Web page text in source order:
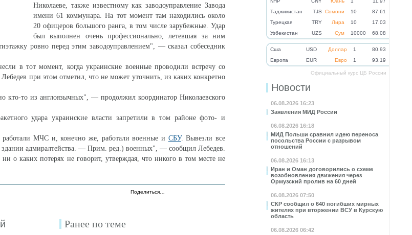
Таджикистан
TJS Сомони 10
87.61
Турецкая
TRY Лира 10
17.03
Узбекистан
UZS Сум 10000 68.08
Cша USD Доллар 1
80.93
Eвропа
EUR Евро 1 93.19
Официальный курс ЦБ России
Новости
06.08.2026 16:23
Заявления МИД России
06.08.2026 16:18
МИД Польши сравнил идею переноса
посольства России с разрывом
отношений
06.08.2026 16:13
Иран и Оман договорились о схеме
возобновления движения через
Ормузский пролив на 60 дней
06.08.2026 07:50
СКР сообщил о 640 погибших мирных
жителях при вторжении ВСУ в Курскую
область
06.08.2026 06:42
Николаеве, также известному как заводоуправление Завода
имени 61 коммунара. На тот момент там находились около
20 офицеров большого ранга, в том числе зарубежные. Удар
был выполнен очень профессионально, летевшая за ним
ровно перед этим заводоуправлением", — сказал собеседник
в тот момент, когда украинские военные проводили встречу со
при этом отметил, что не может уточнить, из каких конкретно
кто-то из англоязычных", — продолжил координатор Николаевского
удара украинские власти запретили в том районе фото- и
работали МЧС и, конечно же, работали военные и СБУ. Вывезли все
здании адмиралтейства. — Прим. ред.) военных", — сообщил Лебедев.
о каких потерях не говорит, утверждая, что никого в том месте не
Поделиться…
Ранее по теме